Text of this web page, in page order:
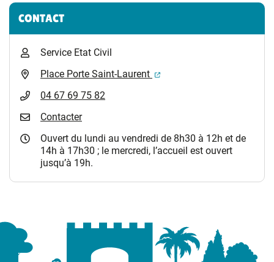
Informations complémentaires
CONTACT
Service Etat Civil
Place Porte Saint-Laurent
(ouverture dans un
04 67 69 75 82
Contacter
Ouvert du lundi au vendredi de 8h30 à 12h et de
14h à 17h30 ; le mercredi, l’accueil est ouvert
jusqu’à 19h.